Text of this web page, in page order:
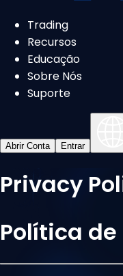
Trading
Recursos
Educação
Sobre Nós
Suporte
Abrir Conta Entrar
Privacy
Política